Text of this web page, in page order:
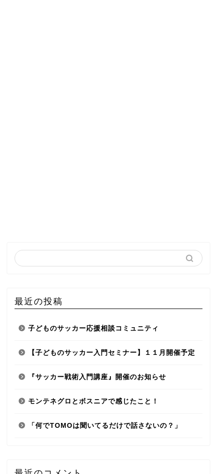
最近の投稿
子どものサッカー応援相談コミュニティ
【子どものサッカー入門セミナー】１１月開催予定
『サッカー戦術入門講座』開催のお知らせ
モンテネグロとボスニアで感じたこと！
「何でTOMOは聞いてるだけで話さないの？」